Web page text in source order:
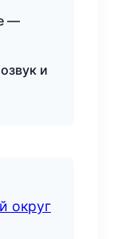
—
и
округ